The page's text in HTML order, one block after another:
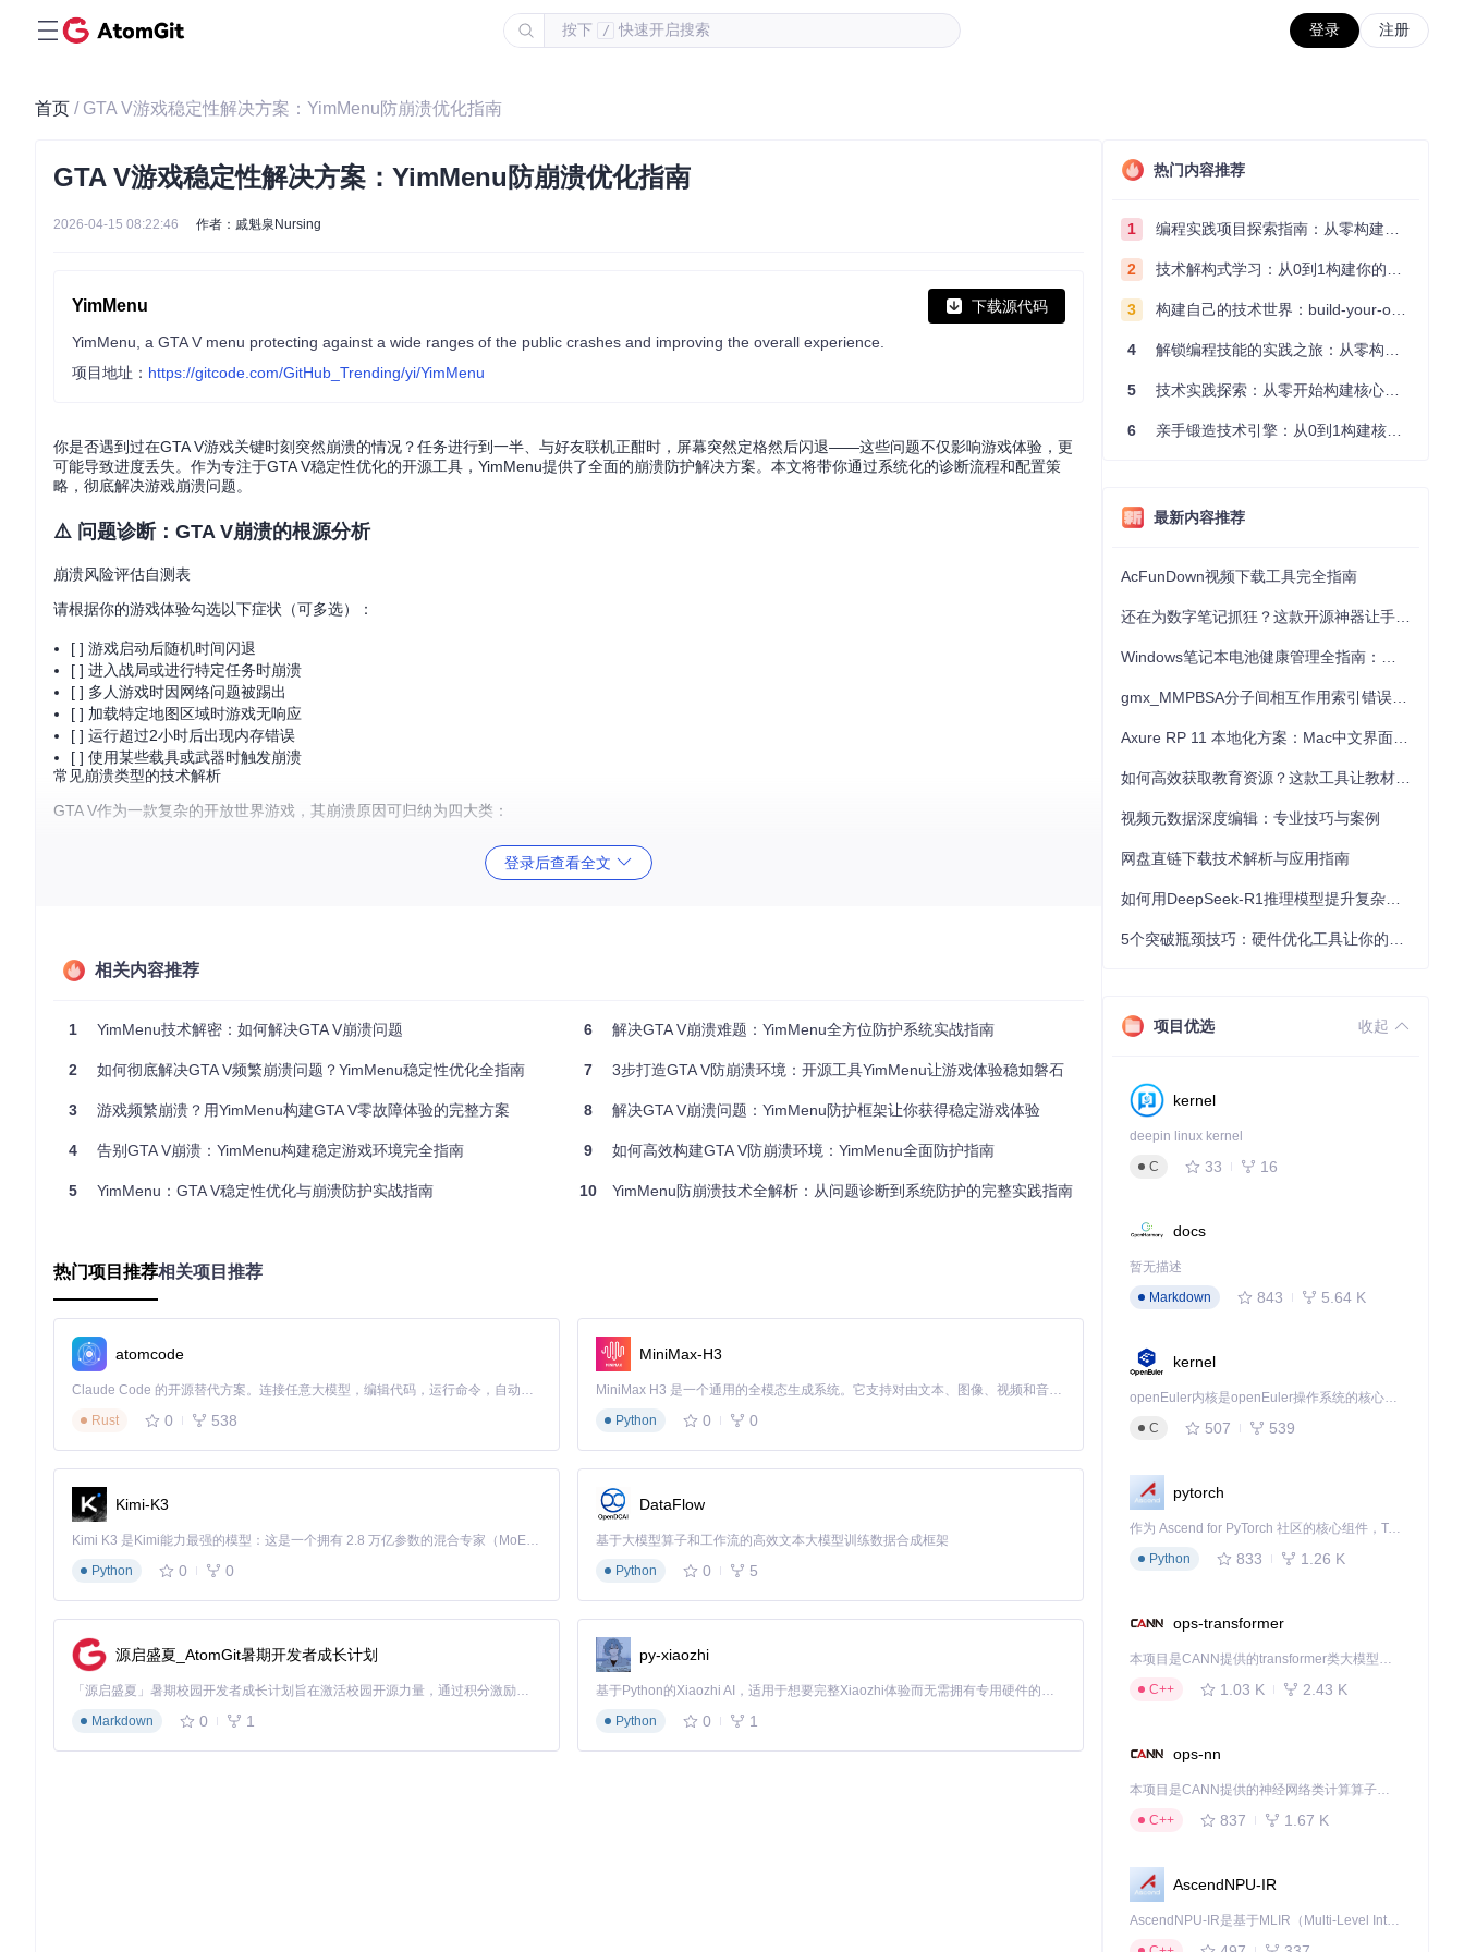
按下 / 快速开启搜索 登录 注册
首页 / GTA V游戏稳定性解决方案：YimMenu防崩溃优化指南
GTA V游戏稳定性解决方案：YimMenu防崩溃优化指南
2026-04-15 08:22:46 作者：戚魁泉Nursing
YimMenu 下载源代码
YimMenu, a GTA V menu protecting against a wide ranges of the public crashes and improving the overall experience.
项目地址： https://gitcode.com/GitHub_Trending/yi/YimMenu
你是否遇到过在GTA V游戏关键时刻突然崩溃的情况？任务进行到一半、与好友联机正酣时，屏幕突然定格然后闪退——这些问题不仅影响游戏体验，更
可能导致进度丢失。作为专注于GTA V稳定性优化的开源工具，YimMenu提供了全面的崩溃防护解决方案。本文将带你通过系统化的诊断流程和配置策
略，彻底解决游戏崩溃问题。
⚠️ 问题诊断：GTA V崩溃的根源分析
崩溃风险评估自测表
请根据你的游戏体验勾选以下症状（可多选）：
[ ] 游戏启动后随机时间闪退
[ ] 进入战局或进行特定任务时崩溃
[ ] 多人游戏时因网络问题被踢出
[ ] 加载特定地图区域时游戏无响应
[ ] 运行超过2小时后出现内存错误
[ ] 使用某些载具或武器时触发崩溃
常见崩溃类型的技术解析
GTA V作为一款复杂的开放世界游戏，其崩溃原因可归纳为四大类：
游戏进程试图访问无效内存地址或写入受保护区域，通常表现为"0xC0000005"错误代码。这就像试图打开一个不存在的抽屉，系统会立即终止程序以防止
3. 脚本执行错误
4. 网络数据攻击
🛠️ 核心机制：YimMenu防御系统层级
YimMenu采用多层防御体系保护游戏稳定运行，每层专注于不同的防护领域：
第一层：内存边界防护
对只读数据设置写保护
检测并阻止越界内存访问
记录异常访问尝试用于诊断 </折叠内容>
第二层：异常捕获与恢复
src/logger/exception_handler.cpp
实现了完整的异常处理机制，在崩溃发生前介入并尝试恢复。
<折叠内容>异常处理流程：
注册全局异常处理回调
捕获线程级异常
分析异常类型和位置
记录崩溃信息到日志 </折叠内容>
<折叠内容>数据包检查要点：
频率控制：限制单位时间内的数据包数量
结构验证：检查数据包格式是否符合规范
登录后查看全文
相关内容推荐
1 YimMenu技术解密：如何解决GTA V崩溃问题
2 如何彻底解决GTA V频繁崩溃问题？YimMenu稳定性优化全指南
3 游戏频繁崩溃？用YimMenu构建GTA V零故障体验的完整方案
4 告别GTA V崩溃：YimMenu构建稳定游戏环境完全指南
5 YimMenu：GTA V稳定性优化与崩溃防护实战指南
6 解决GTA V崩溃难题：YimMenu全方位防护系统实战指南
7 3步打造GTA V防崩溃环境：开源工具YimMenu让游戏体验稳如磐石
8 解决GTA V崩溃问题：YimMenu防护框架让你获得稳定游戏体验
9 如何高效构建GTA V防崩溃环境：YimMenu全面防护指南
10 YimMenu防崩溃技术全解析：从问题诊断到系统防护的完整实践指南
热门项目推荐相关项目推荐
atomcode
Claude Code 的开源替代方案。连接任意大模型，编辑代码，运行命令，自动验证 — 全自动执行。用 Rust 构建，极致性能。 ｜ An open-source alternative to Claude Code. Connect any LLM, edit code, run commands, and verify changes — autonomously. Built in Rust for speed. Get Started
Rust
0 538
MiniMax-H3
MiniMax H3 是一个通用的全模态生成系统。它支持对由文本、图像、视频和音频组成的多模态上下文进行统一理解，并能生成分辨率高达 2K、时长可达 15 秒的带原生立体声音频的视频。得益于面向任务泛化的系统设计，H3 在预训练阶段就已具备广泛的多模态上下文理解与生成能力，能够出色地执行复杂的多模态指令。
Python
0 0
Kimi-K3
Kimi K3 是Kimi能力最强的模型：这是一个拥有 2.8 万亿参数的混合专家（MoE）模型，具备原生视觉理解能力，并支持 100 万 token 的上下文窗口。
Python
0 0
DataFlow
基于大模型算子和工作流的高效文本大模型训练数据合成框架
Python
0 5
源启盛夏_AtomGit暑期开发者成长计划
「源启盛夏」暑期校园开发者成长计划旨在激活校园开源力量，通过积分激励、认证扶持、资源倾斜等形式，引导高校组织和开发者完成「入驻 — 建项目 — 做贡献 — 获认证 — 得资源」的完整闭环。无论你是想带领社团入驻平台的组织者，还是希望用代码贡献证明自己的开发者，都能在这里找到属于你的成长路径。
Markdown
0 1
py-xiaozhi
基于Python的Xiaozhi AI，适用于想要完整Xiaozhi体验而无需拥有专用硬件的用户。
Python
0 1
热门内容推荐
1 编程实践项目探索指南：从零构建技术能力体系
2 技术解构式学习：从0到1构建你的编程知识体系
3 构建自己的技术世界：build-your-own-x项目的实践探索指南
4 解锁编程技能的实践之旅：从零构建你的技术世界
5 技术实践探索：从零开始构建核心系统的实践指南
6 亲手锻造技术引擎：从0到1构建核心系统的实践指南
最新内容推荐
AcFunDown视频下载工具完全指南
视频元数据深度编辑：专业技巧与案例
网盘直链下载技术解析与应用指南
项目优选 收起
kernel
deepin linux kernel
C
33 16
docs
暂无描述
Markdown
843 5.64 K
kernel
openEuler内核是openEuler操作系统的核心，既是系统性能与稳定性的基石，也是连接处理器、设备与服务的桥梁。
C
507 539
pytorch
作为 Ascend for PyTorch 社区的核心组件，TorchNPU 是昇腾专为 PyTorch 打造的深度学习适配插件，使 PyTorch 框架能够直接调用昇腾 NPU，为开发者提供昇腾 AI 处理器的超强算力。
Python
833 1.26 K
ops-transformer
本项目是CANN提供的transformer类大模型算子库，实现网络在NPU上加速计算。
C++
1.03 K 2.43 K
ops-nn
本项目是CANN提供的神经网络类计算算子库，实现网络在NPU上加速计算。
C++
837 1.67 K
AscendNPU-IR
AscendNPU-IR是基于MLIR（Multi-Level Intermediate Representation）构建的，面向昇腾亲和算子编译时使用的中间表示，提供昇腾完备表达能力，通过编译优化提升昇腾AI处理器计算效率，支持通过生态框架使能昇腾AI处理器与深度调优